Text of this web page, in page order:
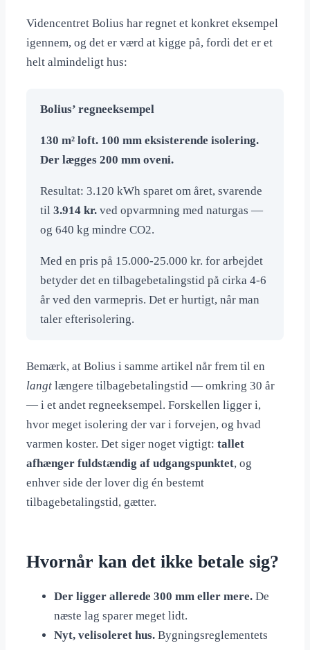
Videncentret Bolius har regnet et konkret eksempel
igennem, og det er værd at kigge på, fordi det er et
helt almindeligt hus:
Bolius’ regneeksempel
130 m² loft. 100 mm eksisterende isolering.
Der lægges 200 mm oveni.
Resultat: 3.120 kWh sparet om året, svarende
til 3.914 kr. ved opvarmning med naturgas —
og 640 kg mindre CO2.
Med en pris på 15.000-25.000 kr. for arbejdet
betyder det en tilbagebetalingstid på cirka 4-6
år ved den varmepris. Det er hurtigt, når man
taler efterisolering.
Bemærk, at Bolius i samme artikel når frem til en
langt længere tilbagebetalingstid — omkring 30 år
— i et andet regneeksempel. Forskellen ligger i,
hvor meget isolering der var i forvejen, og hvad
varmen koster. Det siger noget vigtigt: tallet
afhænger fuldstændig af udgangspunktet, og
enhver side der lover dig én bestemt
tilbagebetalingstid, gætter.
Hvornår kan det ikke betale sig?
Der ligger allerede 300 mm eller mere. De
næste lag sparer meget lidt.
Nyt, velisoleret hus. Bygningsreglementets